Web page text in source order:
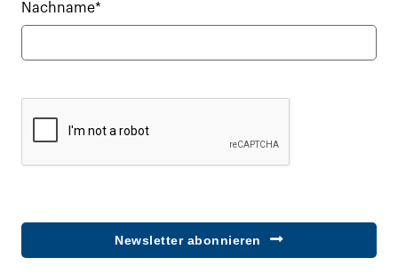
Nachname*
Newsletter abonnieren